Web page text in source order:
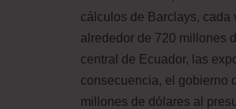
cálculos de Barclays, cada
alrededor de 720 millones
central de Ecuador, las
consecuencia, el gobierno
millones de dólares al